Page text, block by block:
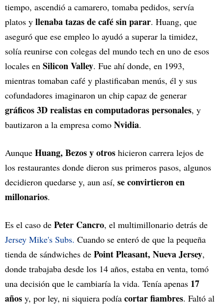
tiempo, ascendió a camarero, tomaba pedidos, servía
platos y llenaba tazas de café sin parar. Huang, que
aseguró que ese empleo lo ayudó a superar la timidez,
solía reunirse con colegas del mundo tech en uno de esos
locales en Silicon Valley. Fue ahí donde, en 1993,
mientras tomaban café y plastificaban menús, él y sus
cofundadores imaginaron un chip capaz de generar
gráficos 3D realistas en computadoras personales, y
bautizaron a la empresa como Nvidia.
Aunque Huang, Bezos y otros hicieron carrera lejos de
los restaurantes donde dieron sus primeros pasos, algunos
decidieron quedarse y, aun así, se convirtieron en
millonarios.
Es el caso de Peter Cancro, el multimillonario detrás de
Jersey Mike's Subs. Cuando se enteró de que la pequeña
tienda de sándwiches de Point Pleasant, Nueva Jersey,
donde trabajaba desde los 14 años, estaba en venta, tomó
una decisión que le cambiaría la vida. Tenía apenas 17
años y, por ley, ni siquiera podía cortar fiambres. Faltó al